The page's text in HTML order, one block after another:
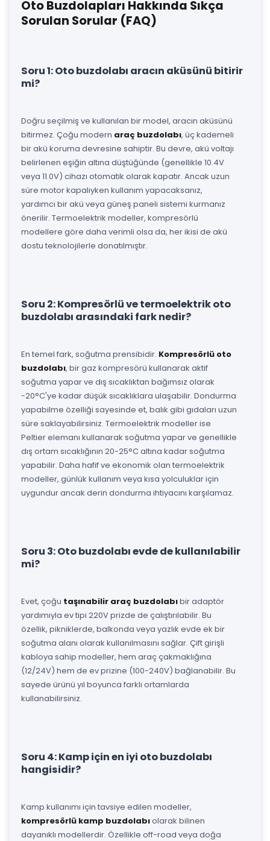
Oto Buzdolapları Hakkında Sıkça
Sorulan Sorular (FAQ)
Soru 1: Oto buzdolabı aracın aküsünü bitirir
mi?
Doğru seçilmiş ve kullanılan bir model, aracın aküsünü
bitirmez. Çoğu modern araç buzdolabı, üç kademeli
bir akü koruma devresine sahiptir. Bu devre, akü voltajı
belirlenen eşiğin altına düştüğünde (genellikle 10.4V
veya 11.0V) cihazı otomatik olarak kapatır. Ancak uzun
süre motor kapalıyken kullanım yapacaksanız,
yardımcı bir akü veya güneş paneli sistemi kurmanız
önerilir. Termoelektrik modeller, kompresörlü
modellere göre daha verimli olsa da, her ikisi de akü
dostu teknolojilerle donatılmıştır.
Soru 2: Kompresörlü ve termoelektrik oto
buzdolabı arasındaki fark nedir?
En temel fark, soğutma prensibidir. Kompresörlü oto
buzdolabı, bir gaz kompresörü kullanarak aktif
soğutma yapar ve dış sıcaklıktan bağımsız olarak
-20°C'ye kadar düşük sıcaklıklara ulaşabilir. Dondurma
yapabilme özelliği sayesinde et, balık gibi gıdaları uzun
süre saklayabilirsiniz. Termoelektrik modeller ise
Peltier elemanı kullanarak soğutma yapar ve genellikle
dış ortam sıcaklığının 20-25°C altına kadar soğutma
yapabilir. Daha hafif ve ekonomik olan termoelektrik
modeller, günlük kullanım veya kısa yolculuklar için
uygundur ancak derin dondurma ihtiyacını karşılamaz.
Soru 3: Oto buzdolabı evde de kullanılabilir
mi?
Evet, çoğu taşınabilir araç buzdolabıbir adaptör
yardımıyla ev tipi 220V prizde de çalıştırılabilir. Bu
özellik, pikniklerde, balkonda veya yazlık evde ek bir
soğutma alanı olarak kullanılmasını sağlar. Çift girişli
kabloya sahip modeller, hem araç çakmaklığına
(12/24V) hem de ev prizine (100-240V) bağlanabilir. Bu
sayede ürünü yıl boyunca farklı ortamlarda
kullanabilirsiniz.
Soru 4: Kamp için en iyi oto buzdolabı
hangisidir?
Kamp kullanımı için tavsiye edilen modeller,
kompresörlü kamp buzdolabıolarak bilinen
dayanıklı modellerdir. Özellikle off-road veya doğa